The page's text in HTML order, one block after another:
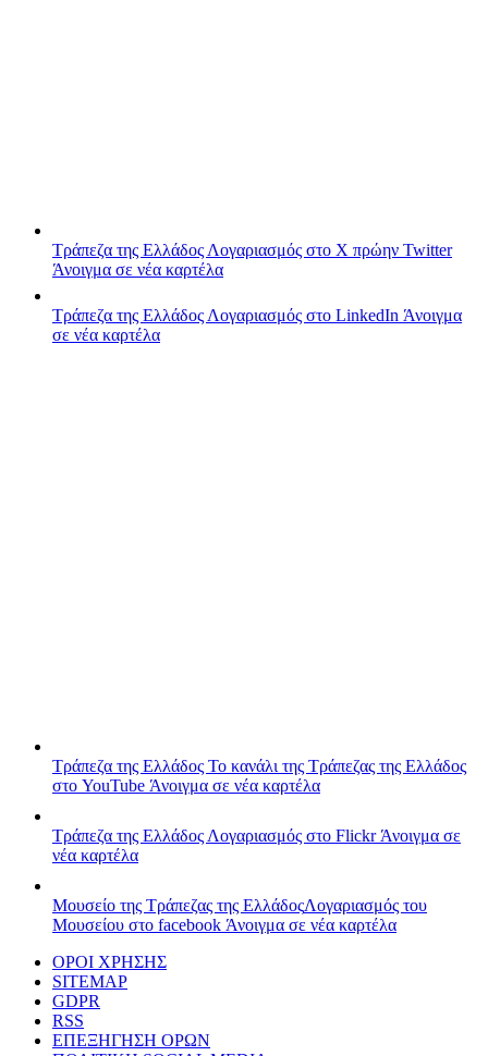
Τράπεζα της Ελλάδος Λογαριασμός στο X πρώην Twitter
Άνοιγμα σε νέα καρτέλα
Τράπεζα της Ελλάδος Λογαριασμός στο LinkedIn Άνοιγμα
σε νέα καρτέλα
Τράπεζα της Ελλάδος Το κανάλι της Τράπεζας της Ελλάδος
στο YouTube Άνοιγμα σε νέα καρτέλα
Τράπεζα της Ελλάδος Λογαριασμός στο FlickrΆνοιγμα σε
νέα καρτέλα
Μουσείο της Τράπεζας της ΕλλάδοςΛογαριασμός του
Μουσείου στο facebook Άνοιγμα σε νέα καρτέλα
ΟΡΟΙ ΧΡΗΣΗΣ
SITEMAP
GDPR
RSS
ΕΠΕΞΗΓΗΣΗ ΟΡΩΝ